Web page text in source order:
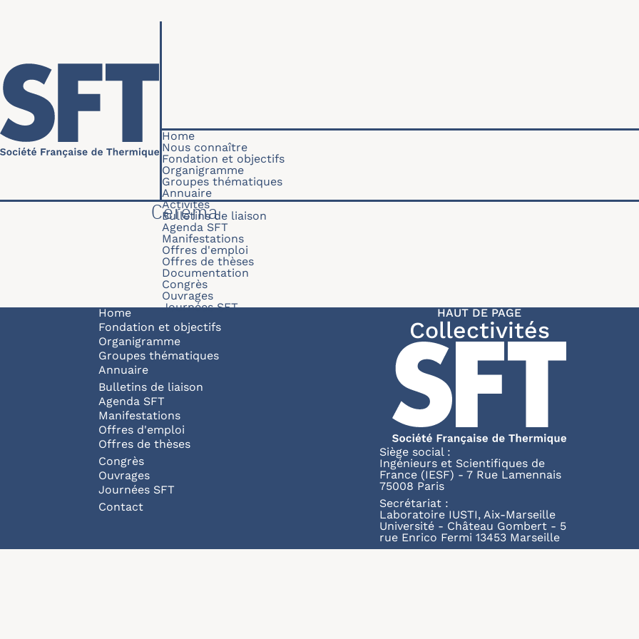
Navigation principale
Home
Nous connaître
Fondation et objectifs
Organigramme
Groupes thématiques
Annuaire
Activités
Bulletins de liaison
Agenda SFT
Manifestations
Offres d'emploi
Offres de thèses
Documentation
Congrès
Ouvrages
Journées SFT
Cerema
Navigation principale
Home
Fondation et objectifs
Organigramme
Groupes thématiques
Annuaire
Bulletins de liaison
Agenda SFT
Manifestations
Offres d'emploi
Offres de thèses
Congrès
Ouvrages
Journées SFT
Pied de page
Contact
HAUT DE PAGE
Collectivités
Siège social :
Ingénieurs et Scientifiques de
France (IESF) - 7 Rue Lamennais
75008 Paris
Secrétariat :
Laboratoire IUSTI, Aix-Marseille
Université - Château Gombert - 5
rue Enrico Fermi 13453 Marseille